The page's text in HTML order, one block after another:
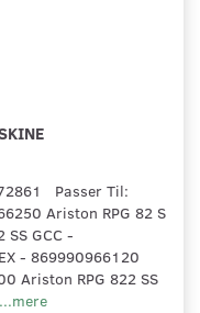
Passer Til:
Ariston RPG 82 S
SS GCC -
- 869990966120
Ariston RPG 822 SS
...mere